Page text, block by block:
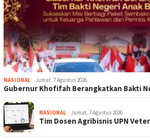
NASIONAL Jumat, 7 Agustus 2026
Gubernur Khofifah Berangkatkan Bakti
NASIONAL Jumat, 7 Agustus 2026
Tim Dosen Agribisnis UPN